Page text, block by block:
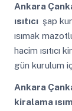
Ankara
ısıtıcı şap
ısımak
hacim ısıtıcı
gün kurulum
Ankara
kiralama